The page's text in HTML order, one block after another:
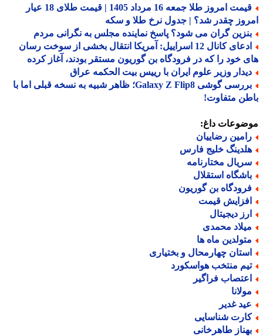
قیمت امروز طلا جمعه 16 مرداد 1405 | قیمت طلای 18 عیار
چقدر شد؟ | جدول نرخ طلا و سکه
گران می شود؟ پاسخ نماینده مجلس به نگرانی مردم
ادعای کانال 12 اسراییل: آمریکا انتقال بخشی از سوخت رسان
خود را که در فرودگاه بن گوریون مستقر بودند، آغاز کرده
وزیر علوم ایران با رییس بیت الحکمه عراق
بررسی گوشی Galaxy Z Flip8؛ ظاهر شبیه به نسخه قبلی اما با
متفاوت!
داغ:
رضاییان
خلیج فارس
مختارنامه
استقلال
بن گوریون
قیمت
دیجیتال
محمدی
ماه ها
چهارمحال و بختیاری
منتخب هواسکورد
فراگیر
غدیر
شناسایی
طاهرخانی